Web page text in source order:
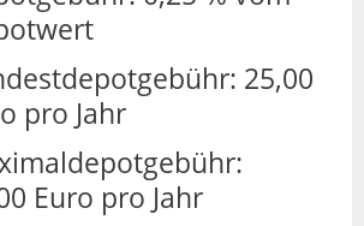
25,00
pro Jahr
Euro pro Jahr